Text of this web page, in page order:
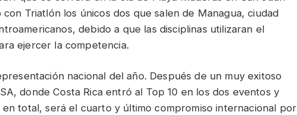
Triatlón los únicos dos que salen de Managua, ciudad
debido a que las disciplinas utilizaran el
ejercer la competencia.
nacional del año. Después de un muy exitoso
donde Costa Rica entró al Top 10 en los dos eventos y
total, será el cuarto y último compromiso internacional por